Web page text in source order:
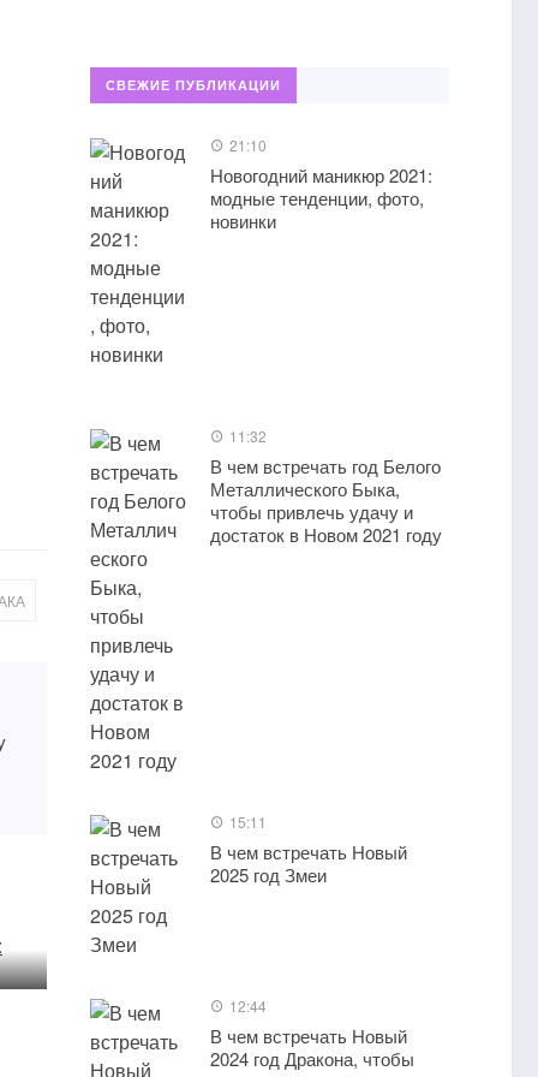
СВЕЖИЕ ПУБЛИКАЦИИ
21:10
Новогодний маникюр 2021:
модные тенденции, фото,
новинки
11:32
В чем встречать год Белого
Металлического Быка,
чтобы привлечь удачу и
достаток в Новом 2021 году
15:11
В чем встречать Новый
2025 год Змеи
12:44
В чем встречать Новый
2024 год Дракона, чтобы